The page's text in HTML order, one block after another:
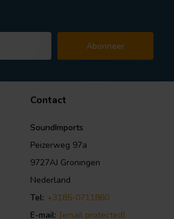
Abonneer
Contact
SoundImports
Peizerweg 97a
9727AJ Groningen
Nederland
Tel: +3185-0711860
E-mail: [email protected]